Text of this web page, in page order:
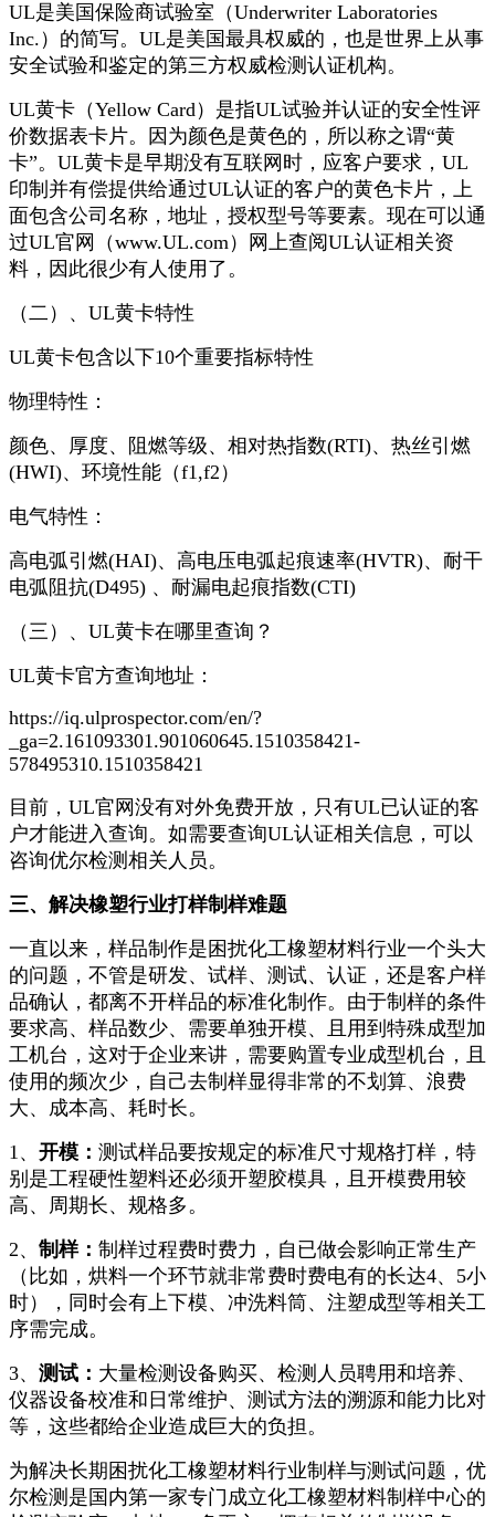
UL是美国保险商试验室（Underwriter Laboratories
Inc.）的简写。UL是美国最具权威的，也是世界上从事
安全试验和鉴定的第三方权威检测认证机构。
UL黄卡（Yellow Card）是指UL试验并认证的安全性评
价数据表卡片。因为颜色是黄色的，所以称之谓“黄
卡”。UL黄卡是早期没有互联网时，应客户要求，UL
印制并有偿提供给通过UL认证的客户的黄色卡片，上
面包含公司名称，地址，授权型号等要素。现在可以通
过UL官网（www.UL.com）网上查阅UL认证相关资
料，因此很少有人使用了。
（二）、UL黄卡特性
UL黄卡包含以下10个重要指标特性
物理特性：
颜色、厚度、阻燃等级、相对热指数(RTI)、热丝引燃
(HWI)、环境性能（f1,f2）
电气特性：
高电弧引燃(HAI)、高电压电弧起痕速率(HVTR)、耐干
电弧阻抗(D495) 、耐漏电起痕指数(CTI)
（三）、UL黄卡在哪里查询？
UL黄卡官方查询地址：
https://iq.ulprospector.com/en/?
_ga=2.161093301.901060645.1510358421-
578495310.1510358421
目前，UL官网没有对外免费开放，只有UL已认证的客
户才能进入查询。如需要查询UL认证相关信息，可以
咨询优尔检测相关人员。
三、解决橡塑行业打样制样难题
一直以来，样品制作是困扰化工橡塑材料行业一个头大
的问题，不管是研发、试样、测试、认证，还是客户样
品确认，都离不开样品的标准化制作。由于制样的条件
要求高、样品数少、需要单独开模、且用到特殊成型加
工机台，这对于企业来讲，需要购置专业成型机台，且
使用的频次少，自己去制样显得非常的不划算、浪费
大、成本高、耗时长。
1、 开模： 测试样品要按规定的标准尺寸规格打样，特
别是工程硬性塑料还必须开塑胶模具，且开模费用较
高、周期长、规格多。
2、 制样： 制样过程费时费力，自已做会影响正常生产
（比如，烘料一个环节就非常费时费电有的长达4、5小
时），同时会有上下模、冲洗料筒、注塑成型等相关工
序需完成。
3、 测试： 大量检测设备购买、检测人员聘用和培养、
仪器设备校准和日常维护、测试方法的溯源和能力比对
等，这些都给企业造成巨大的负担。
为解决长期困扰化工橡塑材料行业制样与测试问题，优
尔检测是国内第一家专门成立化工橡塑材料制样中心的